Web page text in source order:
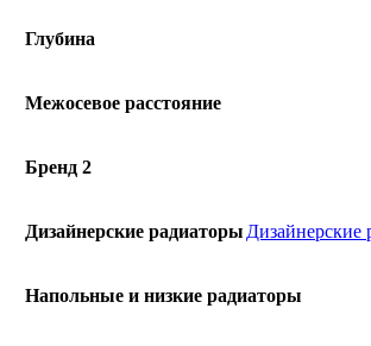
Глубина
Межосевое расстояние
Бренд 2
Дизайнерские радиаторы Дизайнерские
Напольные и низкие радиаторы